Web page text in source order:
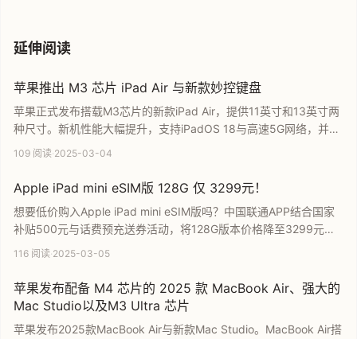
延伸阅读
苹果推出 M3 芯片 iPad Air 与新款妙控键盘
苹果正式发布搭载M3芯片的新款iPad Air，提供11英寸和13英寸两
种尺寸。新机性能大幅提升，支持iPadOS 18与高速5G网络，并同
步推出新款妙控键盘。11英寸起售价4799元，13英寸起售价6499
款iPad Air的性能升级、规格参数及上市详情。
109 阅读·2025-03-04
Apple iPad mini eSIM版 128G 仅 3299元！
想要低价购入Apple iPad mini eSIM版吗？中国联通APP结合国家
补贴500元与话费预充送券活动，将128G版本价格降至3299元。
目前该活动主要面向北京地区用户。本文为您汇总了详细的购机攻
贴细则，享受超值数码优惠。
116 阅读·2025-03-05
苹果发布配备 M4 芯片的 2025 款 MacBook Air、强大的
Mac Studio以及M3 Ultra 芯片
苹果发布2025款MacBook Air与新款Mac Studio。MacBook Air搭